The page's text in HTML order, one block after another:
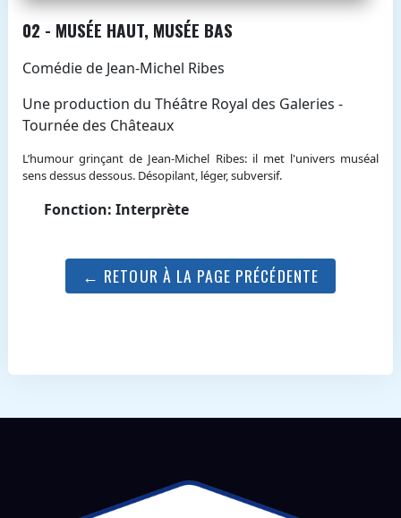
02 - MUSÉE HAUT, MUSÉE BAS
Comédie de Jean-Michel Ribes
Une production du Théâtre Royal des Galeries -
Tournée des Châteaux
L’humour grinçant de Jean-Michel Ribes: il met l'univers muséal
sens dessus dessous. Désopilant, léger, subversif.
Fonction: Interprète
← RETOUR À LA PAGE PRÉCÉDENTE